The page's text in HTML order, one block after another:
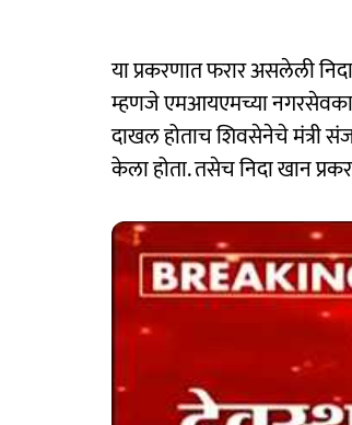
या प्रकरणात फरार असलेली
म्हणजे एमआयएमच्या
दाखल होताच शिवसेनेचे मंत्री
केला होता. तसेच निदा खान